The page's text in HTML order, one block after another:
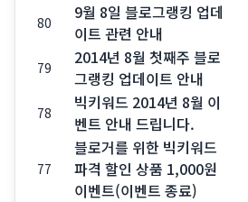
80
9월 8일 블로그랭킹 업데
이트 관련 안내
79
2014년 8월 첫째주 블로
그랭킹 업데이트 안내
78
빅키워드 2014년 8월 이
벤트 안내 드립니다.
77
블로거를 위한 빅키워드
파격 할인 상품 1,000원
이벤트(이벤트 종료)